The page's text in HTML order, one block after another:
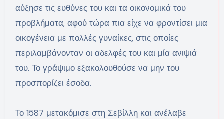
αύξησε τις ευθύνες του και τα οικονομικά του
προβλήματα, αφού τώρα πια είχε να φροντίσει μια
οικογένεια με πολλές γυναίκες, στις οποίες
περιλαμβάνονταν οι αδελφές του και μία ανιψιά
του. Το γράψιμο εξακολουθούσε να μην του
προσπορίζει έσοδα.
Το 1587 μετακόμισε στη Σεβίλλη και ανέλαβε